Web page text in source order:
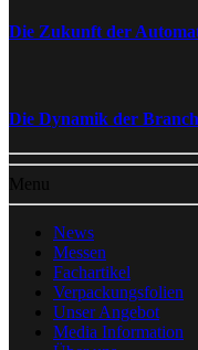
Die Zukunft der
Die Dynamik der
Menu
News
Messen
Fachartikel
Verpackungsfolien
Unser Angebot
Media Information